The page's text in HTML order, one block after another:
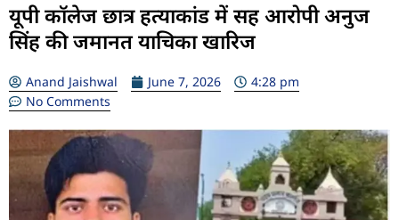
यूपी कॉलेज छात्र हत्याकांड में सह आरोपी अनुज
सिंह की जमानत याचिका खारिज
Anand Jaishwal June 7, 2026
4:28 pm
No Comments